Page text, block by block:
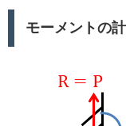
モーメントの